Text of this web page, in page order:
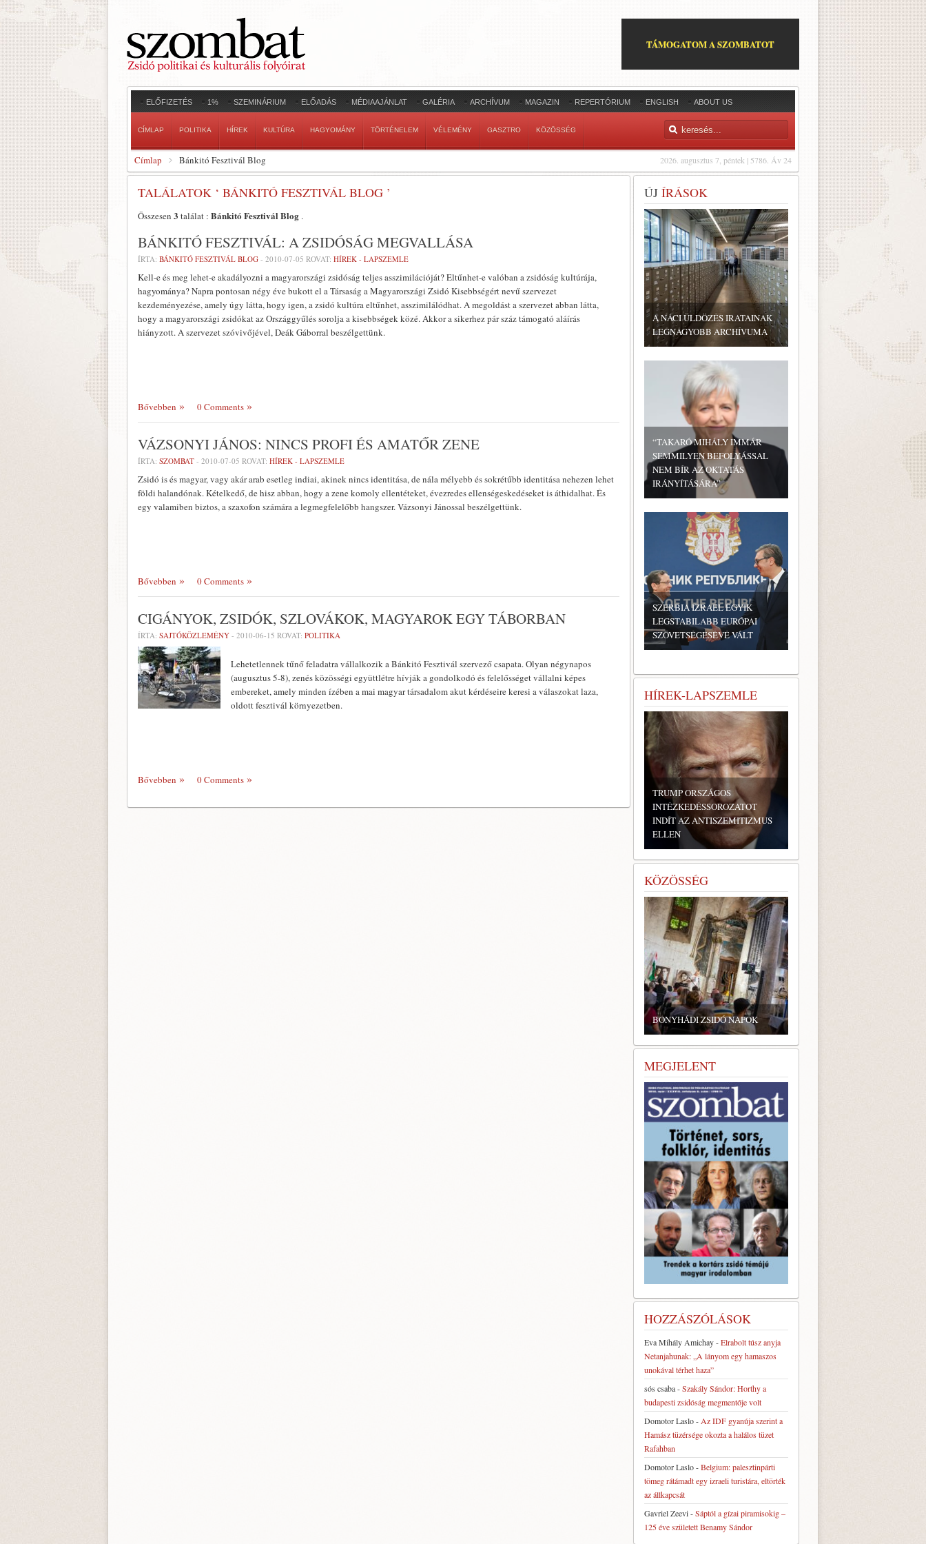
TÁMOGATOM A SZOMBATOT
ELŐFIZETÉS 1% SZEMINÁRIUM ELŐADÁS MÉDIAAJÁNLAT GALÉRIA ARCHÍVUM MAGAZIN REPERTÓRIUM ENGLISH ABOUT US
CÍMLAP POLITIKA HÍREK KULTÚRA HAGYOMÁNY TÖRTÉNELEM VÉLEMÉNY GASZTRO KÖZÖSSÉG
2026. augusztus 7, péntek | 5786. Áv 24
Címlap Bánkitó Fesztivál Blog
TALÁLATOK ‘ BÁNKITÓ FESZTIVÁL BLOG ’
Összesen 3 találat : Bánkitó Fesztivál Blog .
BÁNKITÓ FESZTIVÁL: A ZSIDÓSÁG MEGVALLÁSA
ÍRTA: BÁNKITÓ FESZTIVÁL BLOG - 2010-07-05 ROVAT: HÍREK - LAPSZEMLE
Kell-e és meg lehet-e akadályozni a magyarországi zsidóság teljes asszimilációját? Eltűnhet-e valóban a zsidóság kultúrája,
hagyománya? Napra pontosan négy éve bukott el a Társaság a Magyarországi Zsidó Kisebbségért nevű szervezet
kezdeményezése, amely úgy látta, hogy igen, a zsidó kultúra eltűnhet, asszimilálódhat. A megoldást a szervezet abban látta,
hogy a magyarországi zsidókat az Országgyűlés sorolja a kisebbségek közé. Akkor a sikerhez pár száz támogató aláírás
hiányzott. A szervezet szóvivőjével, Deák Gáborral beszélgettünk.
Bővebben 0 Comments
VÁZSONYI JÁNOS: NINCS PROFI ÉS AMATŐR ZENE
ÍRTA: SZOMBAT - 2010-07-05 ROVAT: HÍREK - LAPSZEMLE
Zsidó is és magyar, vagy akár arab esetleg indiai, akinek nincs identitása, de nála mélyebb és sokrétűbb identitása nehezen lehet
földi halandónak. Kételkedő, de hisz abban, hogy a zene komoly ellentéteket, évezredes ellenségeskedéseket is áthidalhat. És
egy valamiben biztos, a szaxofon számára a legmegfelelőbb hangszer. Vázsonyi Jánossal beszélgettünk.
Bővebben 0 Comments
CIGÁNYOK, ZSIDÓK, SZLOVÁKOK, MAGYAROK EGY TÁBORBAN
ÍRTA: SAJTÓKÖZLEMÉNY - 2010-06-15 ROVAT: POLITIKA
Lehetetlennek tűnő feladatra vállalkozik a Bánkitó Fesztivál szervező csapata. Olyan négynapos
(augusztus 5-8), zenés közösségi együttlétre hívják a gondolkodó és felelősséget vállalni képes
embereket, amely minden ízében a mai magyar társadalom akut kérdéseire keresi a válaszokat laza,
oldott fesztivál környezetben.
Bővebben 0 Comments
ÚJ ÍRÁSOK
A NÁCI ÜLDÖZÉS IRATAINAK
LEGNAGYOBB ARCHÍVUMA
“TAKARÓ MIHÁLY IMMÁR
SEMMILYEN BEFOLYÁSSAL
NEM BÍR AZ OKTATÁS
IRÁNYÍTÁSÁRA”
SZERBIA IZRAEL EGYIK
LEGSTABILABB EURÓPAI
SZÖVETSÉGESÉVÉ VÁLT
HÍREK-LAPSZEMLE
TRUMP ORSZÁGOS
INTÉZKEDÉSSOROZATOT
INDÍT AZ ANTISZEMITIZMUS
ELLEN
KÖZÖSSÉG
BONYHÁDI ZSIDÓ NAPOK
MEGJELENT
HOZZÁSZÓLÁSOK
Eva Mihály Amichay-Elrabolt túsz anyja
Netanjahunak: „A lányom egy hamaszos
unokával térhet haza”
sós csaba-Szakály Sándor: Horthy a
budapesti zsidóság megmentője volt
Domotor Laslo- Az IDF gyanúja szerint a
Hamász tüzérsége okozta a halálos tüzet
Rafahban
Domotor Laslo-Belgium: palesztinpárti
tömeg rátámadt egy izraeli turistára, eltörték
az állkapcsát
Gavriel Zeevi-Sáptól a gízai piramisokig –
125 éve született Benamy Sándor